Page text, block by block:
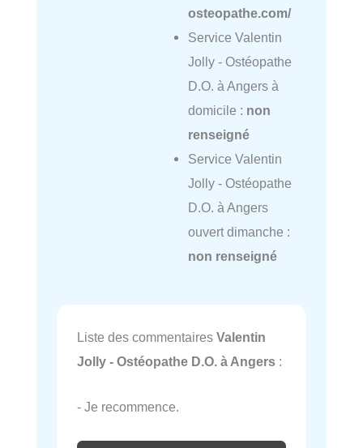
osteopathe.com/
Service Valentin
Jolly - Ostéopathe
D.O. à Angers à
domicile : non
renseigné
Service Valentin
Jolly - Ostéopathe
D.O. à Angers
ouvert dimanche :
non renseigné
Liste des commentaires Valentin
Jolly - Ostéopathe D.O. à Angers :
- Je recommence.